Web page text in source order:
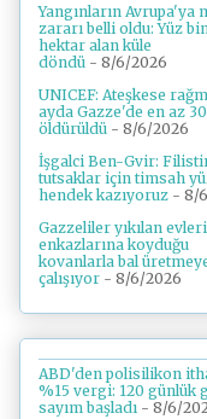
Yangınların Avrupa'ya
zararı belli oldu: Yüz
hektar alan küle
döndü - 8/6/2026
UNICEF: Ateşkese
ayda Gazze'de en az
öldürüldü - 8/6/2026
İşgalci Ben-Gvir:
tutsaklar için timsah
hendek kazıyoruz - 8/
Gazzeliler yıkılan
enkazlarına koyduğu
kovanlarla bal
çalışıyor - 8/6/2026
ABD'den polisilikon
%15 vergi: 120 günlük
sayım başladı - 8/6/